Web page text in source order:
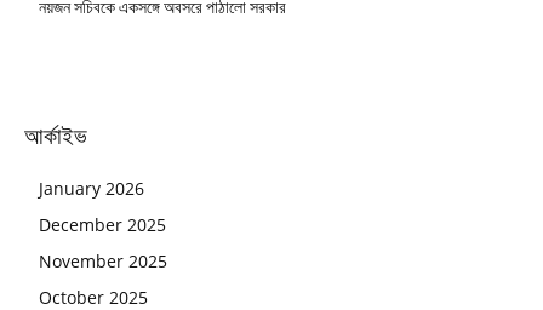
নয়জন সচিবকে একসঙ্গে অবসরে পাঠালো সরকার
আর্কাইভ
January 2026
December 2025
November 2025
October 2025